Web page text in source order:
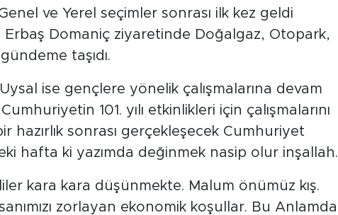
ve Yerel seçimler sonrası ilk kez geldi
Erbaş Domaniç ziyaretinde Doğalgaz, Otopark,
taşıdı.
ise gençlere yönelik çalışmalarına devam
101. yılı etkinlikleri için çalışmalarını
hazırlık sonrası gerçekleşecek Cumhuriyet
hafta ki yazımda değinmek nasip olur inşallah.
kara kara düşünmekte. Malum önümüz kış.
zorlayan ekonomik koşullar. Bu Anlamda